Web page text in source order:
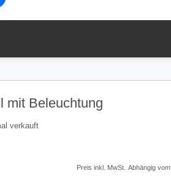
mit Beleuchtung
verkauft
Preis inkl. MwSt. Abhängig vom